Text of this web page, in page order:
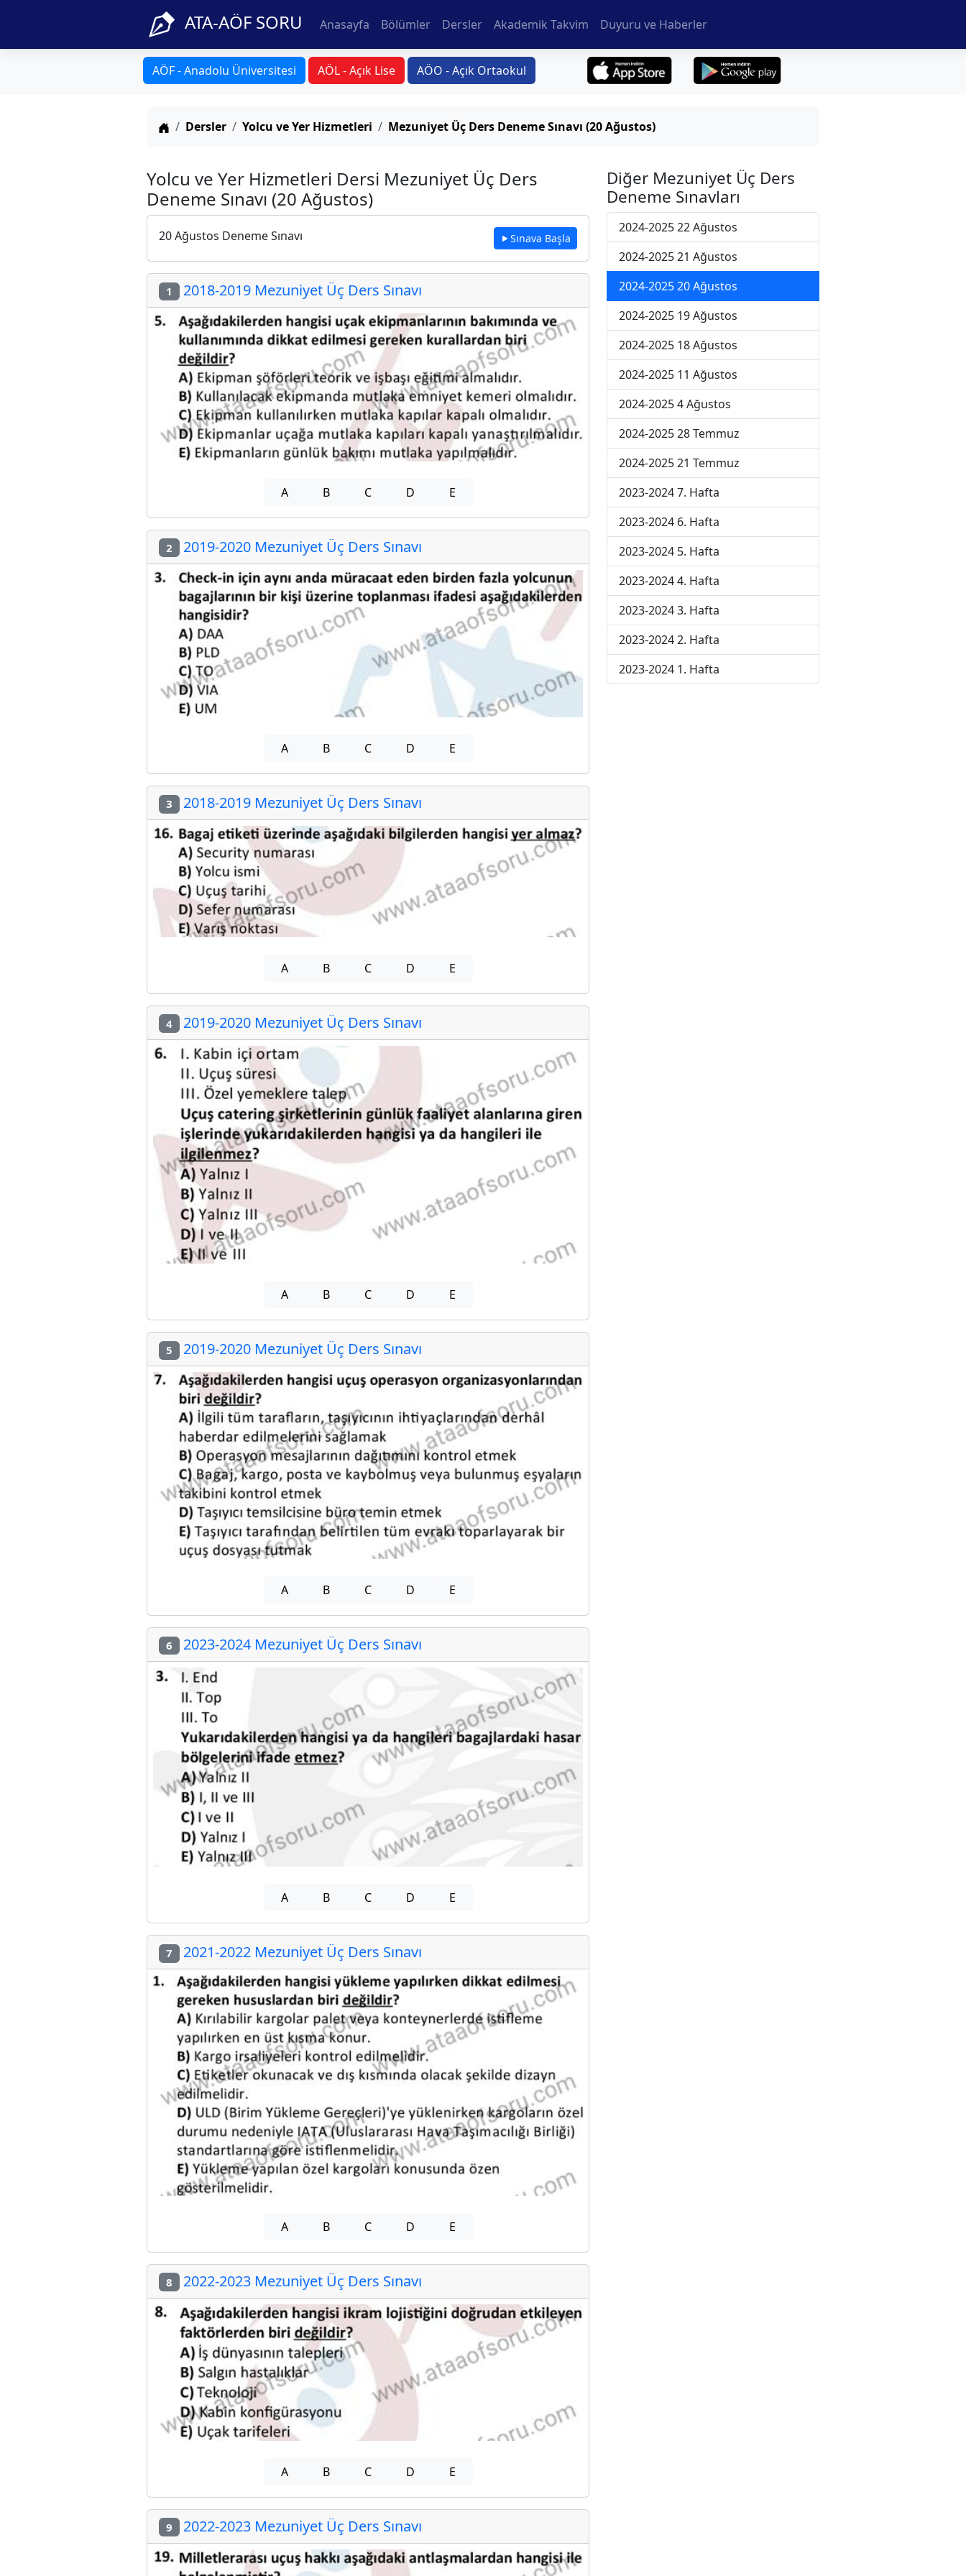
ATA-AÖF SORU Anasayfa Bölümler Dersler Akademik Takvim Duyuru ve Haberler
AÖF - Anadolu Üniversitesi AÖL - Açık Lise AÖO - Açık Ortaokul
Anasayfa
Dersler Yolcu ve Yer Hizmetleri Mezuniyet Üç Ders Deneme Sınavı (20 Ağustos)
Yolcu ve Yer Hizmetleri Dersi Mezuniyet Üç Ders
Deneme Sınavı (20 Ağustos)
20 Ağustos Deneme Sınavı Sınava Başla
1 2018-2019 Mezuniyet Üç Ders Sınavı
A B C D E
2 2019-2020 Mezuniyet Üç Ders Sınavı
A B C D E
3 2018-2019 Mezuniyet Üç Ders Sınavı
A B C D E
4 2019-2020 Mezuniyet Üç Ders Sınavı
A B C D E
5 2019-2020 Mezuniyet Üç Ders Sınavı
A B C D E
6 2023-2024 Mezuniyet Üç Ders Sınavı
A B C D E
7 2021-2022 Mezuniyet Üç Ders Sınavı
A B C D E
8 2022-2023 Mezuniyet Üç Ders Sınavı
A B C D E
9 2022-2023 Mezuniyet Üç Ders Sınavı
Diğer Mezuniyet Üç Ders
Deneme Sınavları
2024-2025 22 Ağustos
2024-2025 21 Ağustos
2024-2025 20 Ağustos
2024-2025 19 Ağustos
2024-2025 18 Ağustos
2024-2025 11 Ağustos
2024-2025 4 Ağustos
2024-2025 28 Temmuz
2024-2025 21 Temmuz
2023-2024 7. Hafta
2023-2024 6. Hafta
2023-2024 5. Hafta
2023-2024 4. Hafta
2023-2024 3. Hafta
2023-2024 2. Hafta
2023-2024 1. Hafta